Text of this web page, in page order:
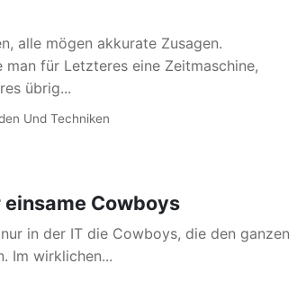
alle mögen akkurate Zusagen.
man für Letzteres eine Zeitmaschine,
übrig...
Und Techniken
Cowboys
in der IT die Cowboys, die den ganzen
Im wirklichen...